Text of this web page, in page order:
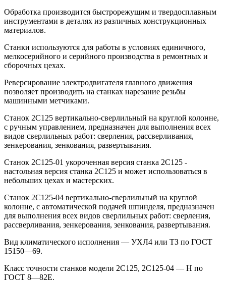
Обработка производится быстрорежущим и твердосплавным
инструментами в деталях из различных конструкционных
материалов.
Станки используются для работы в условиях единичного,
мелкосерийного и серийного производства в ремонтных и
сборочных цехах.
Реверсирование электродвигателя главного движения
позволяет производить на станках нарезание резьбы
машинными метчиками.
Станок 2С125 вертикально-сверлильный на круглой колонне,
с ручным управлением, предназначен для выполнения всех
видов сверлильных работ: сверления, рассверливания,
зенкерования, зенкования, развертывания.
Станок 2С125-01 укороченная версия станка 2С125 -
настольная версия станка 2С125 и может использоваться в
небольших цехах и мастерских.
Станок 2С125-04 вертикально-сверлильный на круглой
колонне, с автоматической подачей шпинделя, предназначен
для выполнения всех видов сверлильных работ: сверления,
рассверливания, зенкерования, зенкования, развертывания.
Вид климатического исполнения — УХЛ4 или ТЗ по ГОСТ
15150—69.
Класс точности станков модели 2С125, 2С125-04 — Н по
ГОСТ 8—82Е.